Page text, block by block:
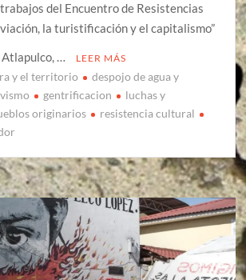
del Encuentro de Resistencias
la turistificación y el capitalismo”
Atlapulco, …
LEER MÁS
y el territorio
despojo de agua y
gentrificacion
luchas y
originarios
resistencia cultural